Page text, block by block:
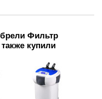
Фильтр
купили